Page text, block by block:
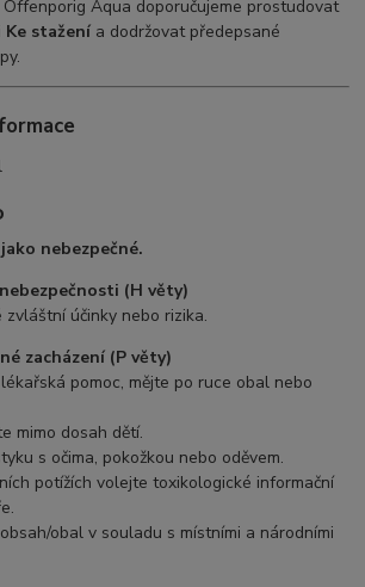
Aqua doporučujeme prostudovat
Ke stažení a dodržovat předepsané
nebezpečné.
(H věty)
zvláštní účinky nebo rizika.
zacházení (P věty)
pomoc, mějte po ruce obal nebo
mimo dosah dětí.
s očima, pokožkou nebo oděvem.
potížích volejte toxikologické informační
obal v souladu s místními a národními